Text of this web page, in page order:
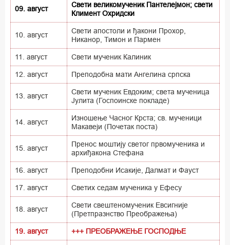
09. август
Свети великомученик Пантелејмон; свети
Климент Охридски
10. август
Свети апостоли и ђакони Прохор,
Никанор, Тимон и Пармен
11. август Свети мученик Калиник
12. август Преподобна мати Ангелина српска
13. август
Свети мученик Евдоким; света мученица
Јулита (Госпоинске покладе)
14. август
Изношење Часног Крста; св. мученици
Макавеји (Почетак поста)
15. август
Пренос моштију светог првомученика и
архиђакона Стефана
16. август Преподобни Исакије, Далмат и Фауст
17. август Светих седам мученика у Ефесу
18. август
Свети свештеномученик Евсигније
(Претпразнство Преображења)
19. август +++ ПРЕОБРАЖЕЊЕ ГОСПОДЊЕ